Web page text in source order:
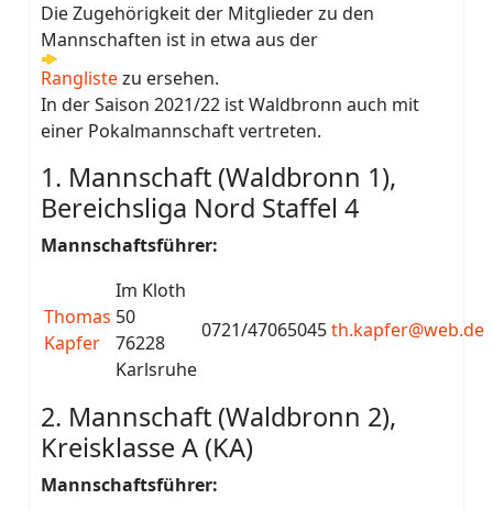
Die Zugehörigkeit der Mitglieder zu den
Mannschaften ist in etwa aus der
Ranglistezu ersehen.
In der Saison 2021/22 ist Waldbronn auch mit
einer Pokalmannschaft vertreten.
1. Mannschaft (Waldbronn 1),
Bereichsliga Nord Staffel 4
Mannschaftsführer:
Thomas
Kapfer
Im Kloth
50
76228
Karlsruhe
0721/47065045th.kapfer@web.de
2. Mannschaft (Waldbronn 2),
Kreisklasse A (KA)
Mannschaftsführer: